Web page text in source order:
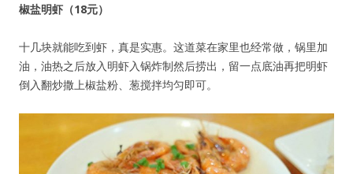
椒盐明虾（18元）
十几块就能吃到虾，真是实惠。这道菜在家里也经常做，锅里加
油，油热之后放入明虾入锅炸制然后捞出，留一点底油再把明虾
倒入翻炒撒上椒盐粉、葱搅拌均匀即可。